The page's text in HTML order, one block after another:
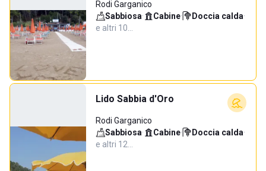
Rodi Garganico
Sabbiosa· Cabine· Doccia calda·
e altri 10…
Lido Sabbia d'Oro
Rodi Garganico
Sabbiosa· Cabine· Doccia calda·
e altri 12…